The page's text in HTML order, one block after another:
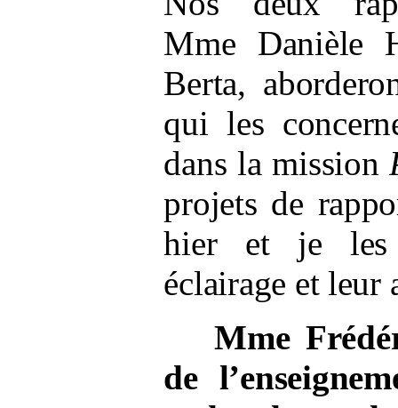
Mme
Danièle
Berta,
qui les
dans la mission
projets de
hier et je les
éclairage et leur
Mme
de